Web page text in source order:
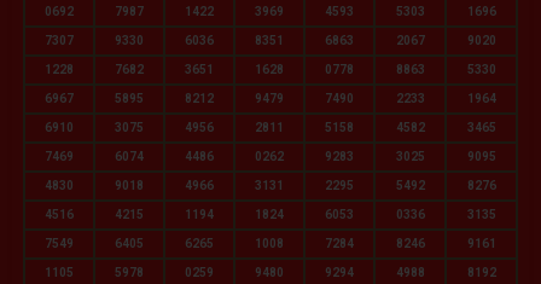
0692 7987 1422 3969 4593 5303 1696
7307 9330 6036 8351 6863 2067 9020
1228 7682 3651 1628 0778 8863 5330
6967 5895 8212 9479 7490 2233 1964
6910 3075 4956 2811 5158 4582 3465
7469 6074 4486 0262 9283 3025 9095
4830 9018 4966 3131 2295 5492 8276
4516 4215 1194 1824 6053 0336 3135
7549 6405 6265 1008 7284 8246 9161
1105 5978 0259 9480 9294 4988 8192